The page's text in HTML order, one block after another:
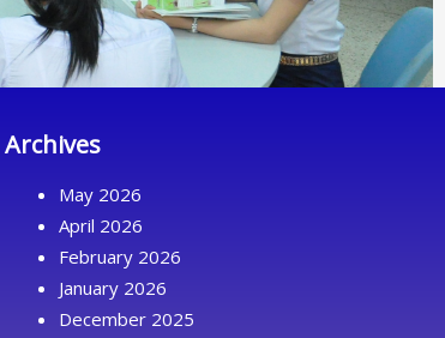
Archives
May 2026
April 2026
February 2026
January 2026
December 2025